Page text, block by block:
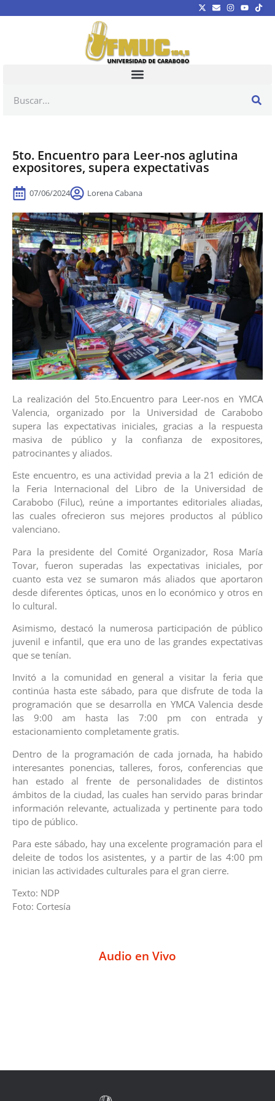
5to. Encuentro para Leer-nos aglutina
expositores, supera expectativas
07/06/2024 Lorena Cabana
La realización del 5to.Encuentro para Leer-nos en YMCA
Valencia, organizado por la Universidad de Carabobo
supera las expectativas iniciales, gracias a la respuesta
masiva de público y la confianza de expositores,
patrocinantes y aliados.
Este encuentro, es una actividad previa a la 21 edición de
la Feria Internacional del Libro de la Universidad de
Carabobo (Filuc), reúne a importantes editoriales aliadas,
las cuales ofrecieron sus mejores productos al público
valenciano.
Para la presidente del Comité Organizador, Rosa María
Tovar, fueron superadas las expectativas iniciales, por
cuanto esta vez se sumaron más aliados que aportaron
desde diferentes ópticas, unos en lo económico y otros en
lo cultural.
Asimismo, destacó la numerosa participación de público
juvenil e infantil, que era uno de las grandes expectativas
que se tenían.
Invitó a la comunidad en general a visitar la feria que
continúa hasta este sábado, para que disfrute de toda la
programación que se desarrolla en YMCA Valencia desde
las 9:00 am hasta las 7:00 pm con entrada y
estacionamiento completamente gratis.
Dentro de la programación de cada jornada, ha habido
interesantes ponencias, talleres, foros, conferencias que
han estado al frente de personalidades de distintos
ámbitos de la ciudad, las cuales han servido paras brindar
información relevante, actualizada y pertinente para todo
tipo de público.
Para este sábado, hay una excelente programación para el
deleite de todos los asistentes, y a partir de las 4:00 pm
inician las actividades culturales para el gran cierre.
Texto: NDP
Foto: Cortesía
Audio en Vivo